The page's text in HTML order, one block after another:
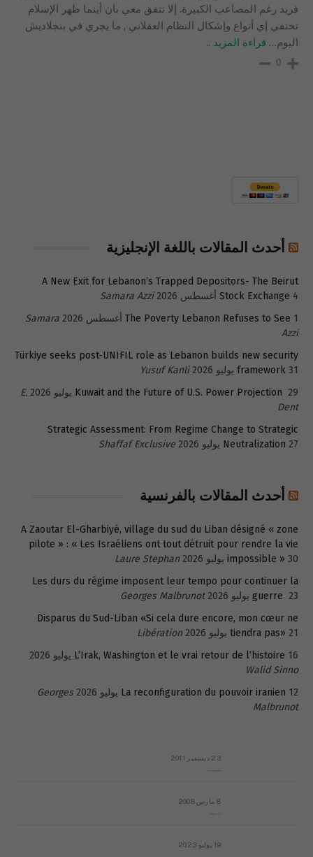
فريد رغم المصاعب الكبيرة. إلا تتفق معي بان أينما ظهر الإسلام
تختفي إي أنواع وإشكال النظام العقلاني , ما يجري في بنجلاديش
اليوم… قراءة المزيد ..
0
أحدث المقالات باللغة الإنجليزية
A New Exit for Lebanon’s Trapped Depositors- The Beirut
Stock Exchange 4 أغسطس 2026
Samara Azzi
The Poverty Lebanon Refuses to See 1 أغسطس 2026
Samara
Azzi
Türkiye seeks post-UNIFIL role as Lebanon builds new security
framework 31 يوليو 2026
Yusuf Kanli
Kuwait and the Future of U.S. Power Projection 29 يوليو 2026
E.
Dent
Strategic Assessment: From Regime Change to Strategic
Neutralization 27 يوليو 2026 Shaffaf Exclusive
أحدث المقالات بالفرنسية
A Zaoutar El-Gharbiyé, village du sud du Liban désigné « zone
pilote » : « Les Israéliens ont tout détruit pour rendre la vie
impossible » 30 يوليو 2026
Laure Stephan
Les durs du régime imposent leur tempo pour continuer la
guerre 23 يوليو 2026
Georges Malbrunot
Disparus du Sud-Liban «Si cela dure encore, mon cœur ne
tiendra pas» 21 يوليو 2026
Libération
L’Irak, Washington et le vrai retour de l’histoire 16 يوليو 2026
Walid Sinno
La reconfiguration du pouvoir iranien 12 يوليو 2026
Georges
Malbrunot
23 ديسمبر 2011
8 مارس 2008
19 يوليو 2023